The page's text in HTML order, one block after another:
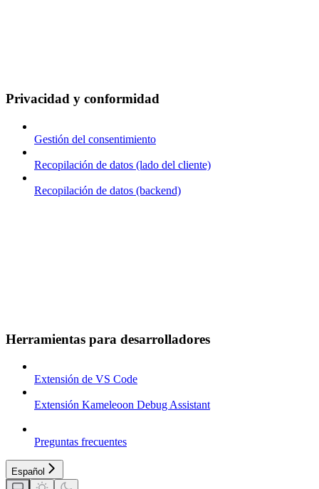
Privacidad y conformidad
Gestión del consentimiento
Recopilación de datos (lado del cliente)
Recopilación de datos (backend)
Herramientas para desarrolladores
Extensión de VS Code
Extensión Kameleoon Debug Assistant
Preguntas frecuentes
Español